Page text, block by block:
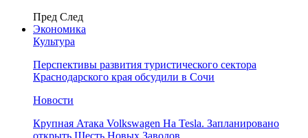
Пред След
Экономика
Культура
Перспективы развития туристического сектора
Краснодарского края обсудили в Сочи
Новости
Крупная Атака Volkswagen На Tesla. Запланировано
открыть Шесть Новых Заводов